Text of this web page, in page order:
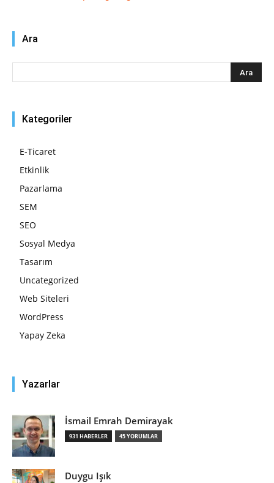
Ara
Kategoriler
E-Ticaret
Etkinlik
Pazarlama
SEM
SEO
Sosyal Medya
Tasarım
Uncategorized
Web Siteleri
WordPress
Yapay Zeka
Yazarlar
İsmail Emrah Demirayak
931 HABERLER 45 YORUMLAR
Duygu Işık